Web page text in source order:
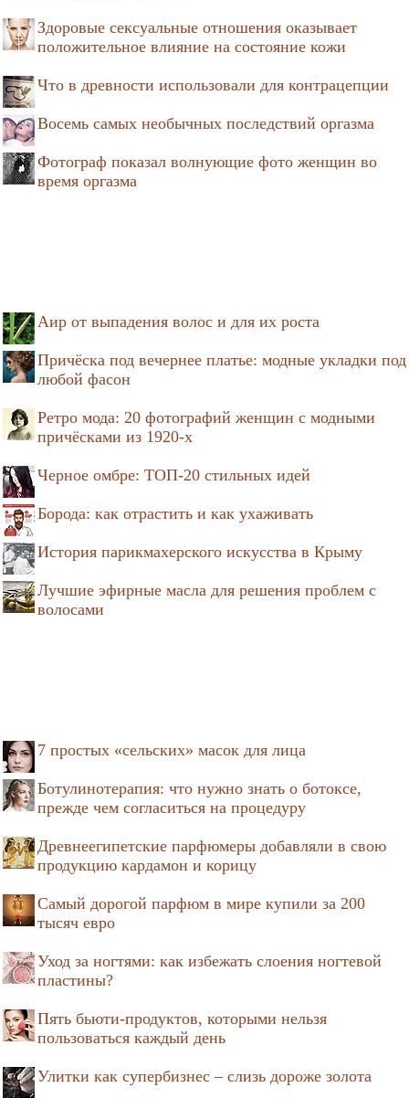
Здоровые сексуальные отношения оказывает
положительное влияние на состояние кожи
Что в древности использовали для контрацепции
Восемь самых необычных последствий оргазма
Фотограф показал волнующие фото женщин во
время оргазма
Аир от выпадения волос и для их роста
Причёска под вечернее платье: модные укладки под
любой фасон
Ретро мода: 20 фотографий женщин с модными
причёсками из 1920-х
Черное омбре: ТОП-20 стильных идей
Борода: как отрастить и как ухаживать
История парикмахерского искусства в Крыму
Лучшие эфирные масла для решения проблем с
волосами
7 простых «сельских» масок для лица
Ботулинотерапия: что нужно знать о ботоксе,
прежде чем согласиться на процедуру
Древнеегипетские парфюмеры добавляли в свою
продукцию кардамон и корицу
Самый дорогой парфюм в мире купили за 200
тысяч евро
Уход за ногтями: как избежать слоения ногтевой
пластины?
Пять бьюти-продуктов, которыми нельзя
пользоваться каждый день
Улитки как супербизнес – слизь дороже золота